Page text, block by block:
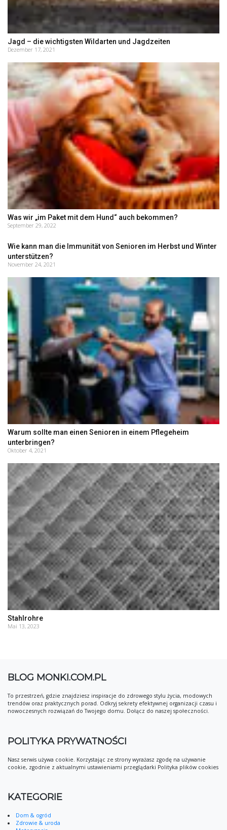
Jagd – die wichtigsten Wildarten und Jagdzeiten
Dezember 17, 2021
Was wir „im Paket mit dem Hund“ auch bekommen?
September 29, 2022
Wie kann man die Immunität von Senioren im Herbst und Winter
unterstützen?
November 24, 2021
Warum sollte man einen Senioren in einem Pflegeheim
unterbringen?
Oktober 4, 2021
Stahlrohre
Mai 13, 2023
BLOG MONKI.COM.PL
To przestrzeń, gdzie znajdziesz inspiracje do zdrowego stylu życia, modowych
trendów oraz praktycznych porad. Odkryj sekrety efektywnej organizacji czasu i
nowoczesnych rozwiązań do Twojego domu. Dołącz do naszej społeczności.
POLITYKA PRYWATNOŚCI
Nasz serwis używa cookie. Korzystając ze strony wyrażasz zgodę na używanie
cookie, zgodnie z aktualnymi ustawieniami przeglądarki Polityka plików cookies
KATEGORIE
Dom & ogród
Zdrowie & uroda